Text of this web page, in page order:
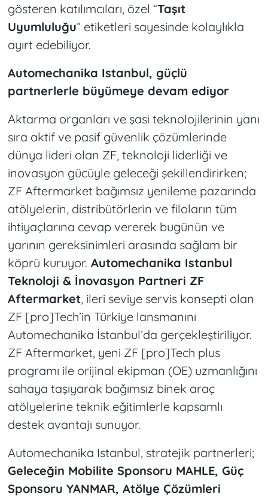
gösteren katılımcıları, özel “Taşıt
Uyumluluğu” etiketleri sayesinde kolaylıkla
ayırt edebiliyor.
Automechanika Istanbul, güçlü
partnerlerle büyümeye devam ediyor
Aktarma organları ve şasi teknolojilerinin yanı
sıra aktif ve pasif güvenlik çözümlerinde
dünya lideri olan ZF, teknoloji liderliği ve
inovasyon gücüyle geleceği şekillendirirken;
ZF Aftermarket bağımsız yenileme pazarında
atölyelerin, distribütörlerin ve filoların tüm
ihtiyaçlarına cevap vererek bugünün ve
yarının gereksinimleri arasında sağlam bir
köprü kuruyor. Automechanika Istanbul
Teknoloji & İnovasyon Partneri ZF
Aftermarket, ileri seviye servis konsepti olan
ZF [pro]Tech’in Türkiye lansmanını
Automechanika İstanbul’da gerçekleştiriliyor.
ZF Aftermarket, yeni ZF [pro]Tech plus
programı ile orijinal ekipman (OE) uzmanlığını
sahaya taşıyarak bağımsız binek araç
atölyelerine teknik eğitimlerle kapsamlı
destek avantajı sunuyor.
Automechanika Istanbul, stratejik partnerleri;
Geleceğin Mobilite Sponsoru MAHLE, Güç
Sponsoru YANMAR, Atölye Çözümleri